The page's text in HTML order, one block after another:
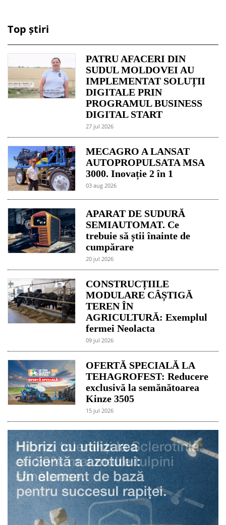
Top știri
PATRU AFACERI DIN
SUDUL MOLDOVEI AU
IMPLEMENTAT SOLUȚII
DIGITALE PRIN
PROGRAMUL BUSINESS
DIGITAL START
27 jul 2026
MECAGRO A LANSAT
AUTOPROPULSATA MSA
3000. Inovație 2 în 1
03 aug 2026
APARAT DE SUDURĂ
SEMIAUTOMAT. Ce
trebuie să știi înainte de
cumpărare
20 jul 2026
CONSTRUCȚIILE
MODULARE CÂȘTIGĂ
TEREN ÎN
AGRICULTURĂ: Exemplul
fermei Neolacta
09 jul 2026
OFERTĂ SPECIALĂ LA
TEHAGROFEST: Reducere
exclusivă la semănătoarea
Kinze 3505
15 jul 2026